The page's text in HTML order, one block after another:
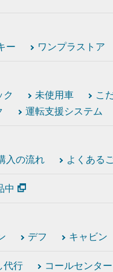
ー ワンプラストア
ク
未使用車 こ
運転支援システム
入の流れ よくある
中
デフ キャビン
代行 コールセンター